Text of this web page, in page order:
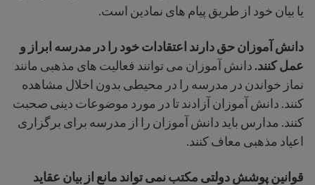
یا بیان خود از طریق پیام های نمادین است.
دانش آموزان حق دارند اعتقادات خود را در مدرسه ابراز و
عمل کنند.دانش آموزان می توانند فعالیت های مذهبی مانند
نماز خواندن در مدرسه را در محیطی بدون اخلال مشاهده
کنند. دانش آموزان آزادند تا در مورد موضوعات دینی صحبت
کنند. مدارس باید دانش آموزان را از مدرسه برای برگزاری
اعیاد مذهبی معاف کنند.
قوانین پوشش دولتی مکتب نمی تواند مانع از بیان عقاید